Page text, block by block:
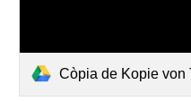
Còpia de Kopie von